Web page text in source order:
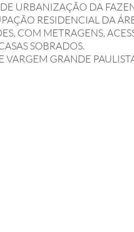
URBANIZAÇÃO DA
RESIDENCIAL DA
COM METRAGENS,
SOBRADOS.
GRANDE